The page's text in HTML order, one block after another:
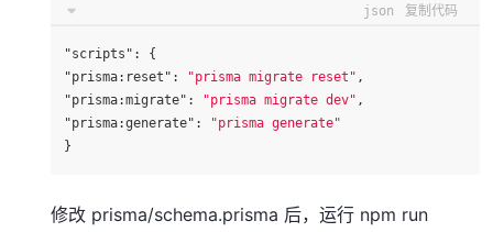
json 复制代码
"scripts" :
{
"prisma:reset" : "prisma migrate reset" ,
"prisma:migrate" : "prisma migrate dev" ,
"prisma:generate" :
"prisma generate"
}
修改 prisma/schema.prisma 后，运行 npm run